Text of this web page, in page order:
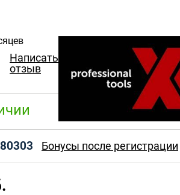
Написать
отзыв
Бонусы после регистрации